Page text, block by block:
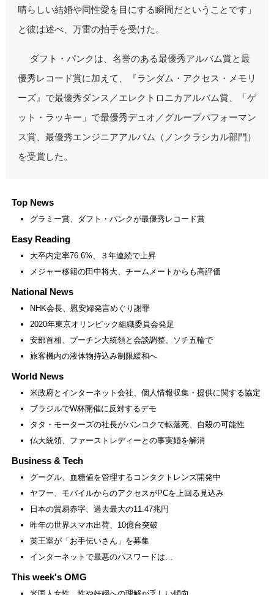
晴らしい結婚や同性愛を目にする瞬間だということです」
と彼は述べ、万雷の拍手を受けた。
ダフト・パンクは、名誉のある最優秀アルバム賞と最
優秀レコード賞に加えて、『ランダム・アクセス・メモリ
ーズ』で最優秀ダンス／エレクトロニカアルバム賞、「ゲ
ット・ラッキー」で最優秀デュオ／グループパフォーマン
ス賞、最優秀エンジニアアルバム（ノンクラシカル部門）
を受賞した。
Top News
グラミー賞、ダフト・パンクが最優秀レコード賞
Easy Reading
大卒内定率76.6%、３年連続で上昇
メジャー移籍の田中将大、チームメートからも高評価
National News
NHK会長、慰安婦発言めぐり謝罪
2020年東京オリンピック組織委員会発足
安部首相、プーチン大統領と会談調整、ソチ五輪で
旅客機内の液体物持込み制限緩和へ
World News
米政府とインターネット会社、個人情報収集・提供に関する協定
ブラジルでW杯開催に反対するデモ
タタ・モーターズの社長がバンコクで転落死、自殺の可能性
仏大統領、ファーストレディーとの事実婚を解消
Business & Tech
グーグル、血糖値を管理するコンタクトレンズ開発中
ヤフー、モバイルからのアクセスがPCを上回る見込み
日本の貿易赤字、過去最大の11.47兆円
昨年の世界スマホ出荷、10億台突破
英王室が「お手伝いさん」を募集
インターネットで最悪のパスワードは…
This week's OMG